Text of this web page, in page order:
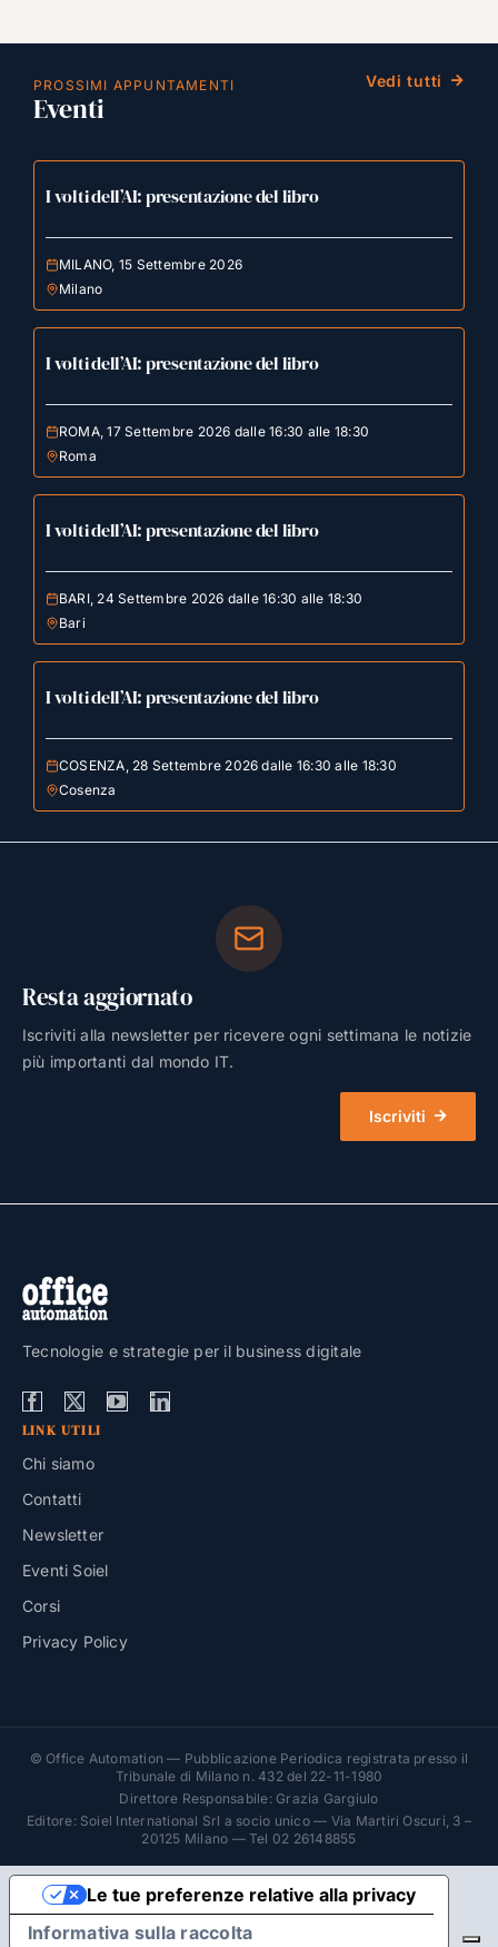
PROSSIMI APPUNTAMENTI
Eventi
Vedi tutti
I volti dell’AI: presentazione del libro
MILANO, 15 Settembre 2026
Milano
I volti dell’AI: presentazione del libro
ROMA, 17 Settembre 2026 dalle 16:30 alle 18:30
Roma
I volti dell’AI: presentazione del libro
BARI, 24 Settembre 2026 dalle 16:30 alle 18:30
Bari
I volti dell’AI: presentazione del libro
COSENZA, 28 Settembre 2026 dalle 16:30 alle 18:30
Cosenza
Resta aggiornato
Iscriviti alla newsletter per ricevere ogni settimana le notizie
più importanti dal mondo IT.
Iscriviti
Tecnologie e strategie per il business digitale
LINK UTILI
Chi siamo
Contatti
Newsletter
Eventi Soiel
Corsi
Privacy Policy
© Office Automation — Pubblicazione Periodica registrata presso il
Tribunale di Milano n. 432 del 22-11-1980
Direttore Responsabile: Grazia Gargiulo
Editore: Soiel International Srl a socio unico — Via Martiri Oscuri, 3 –
20125 Milano — Tel 02 26148855
Informativa sulla raccolta
Le tue preferenze relative alla privacy